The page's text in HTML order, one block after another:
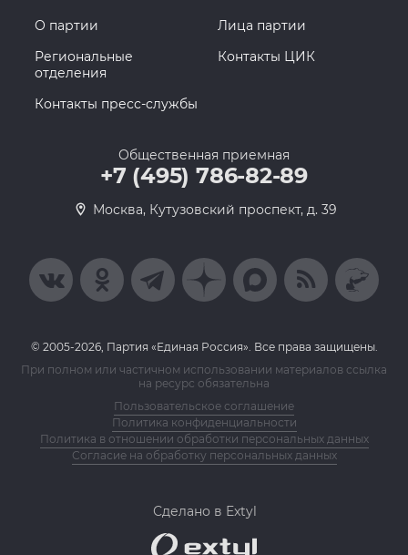
О партии
Лица партии
Региональные
отделения
Контакты ЦИК
Контакты пресс-службы
Общественная приемная
+7 (495) 786-82-89
Москва, Кутузовский проспект, д. 39
© 2005-2026, Партия «Единая Россия». Все права защищены.
При полном или частичном использовании материалов ссылка
на ресурс обязательна
Пользовательское соглашение
Политика конфиденциальности
Политика в отношении обработки персональных данных
Согласие на обработку персональных данных
Сделано в Extyl